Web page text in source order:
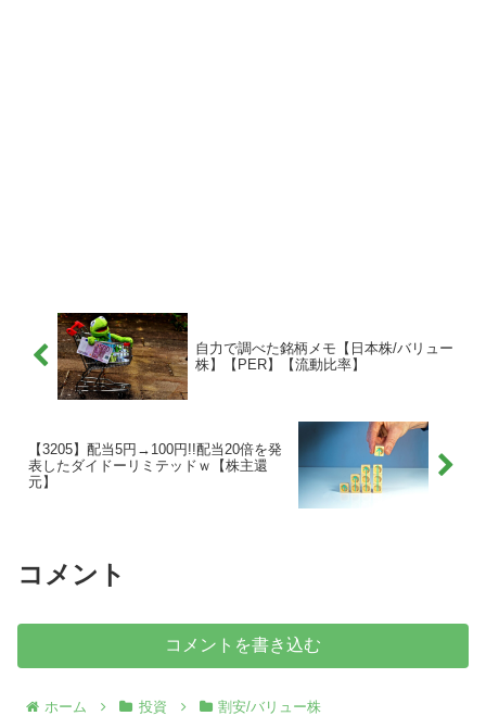
自力で調べた銘柄メモ【日本株/バリュー
株】【PER】【流動比率】
【3205】配当5円→100円!!配当20倍を発
表したダイドーリミテッドｗ【株主還
元】
コメント
コメントを書き込む
ホーム 投資 割安/バリュー株